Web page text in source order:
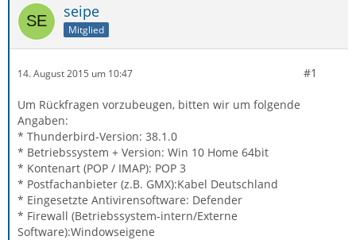
seipe
Mitglied
14. August 2015 um 10:47 #1
Um Rückfragen vorzubeugen, bitten wir um folgende
Angaben:
* Thunderbird-Version: 38.1.0
* Betriebssystem + Version: Win 10 Home 64bit
* Kontenart (POP / IMAP): POP 3
* Postfachanbieter (z.B. GMX):Kabel Deutschland
* Eingesetzte Antivirensoftware: Defender
* Firewall (Betriebssystem-intern/Externe
Software):Windowseigene